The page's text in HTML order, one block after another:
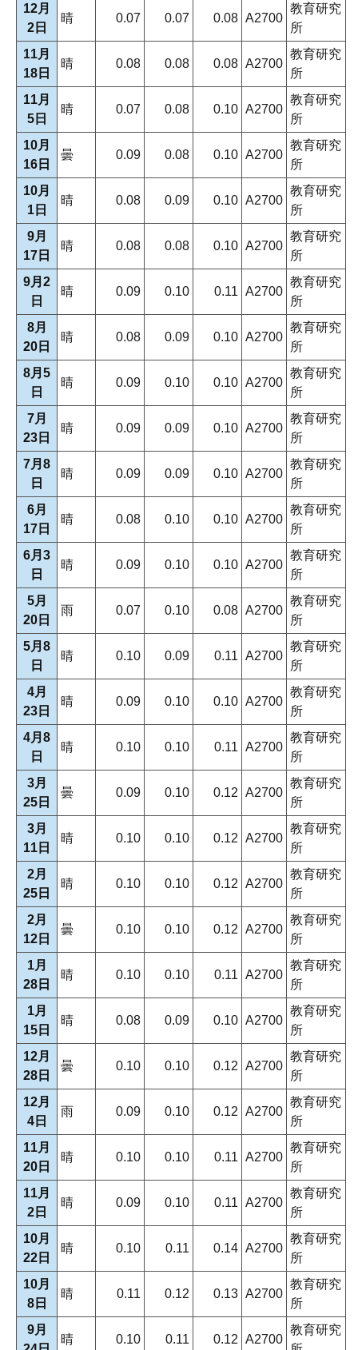
12月
2日
晴 0.07 0.07 0.08 A2700
教育研究
所
11月
18日
晴 0.08 0.08 0.08 A2700
教育研究
所
11月
5日
晴 0.07 0.08 0.10 A2700
教育研究
所
10月
16日
曇 0.09 0.08 0.10 A2700
教育研究
所
10月
1日
晴 0.08 0.09 0.10 A2700
教育研究
所
9月
17日
晴 0.08 0.08 0.10 A2700
教育研究
所
9月2
日
晴 0.09 0.10 0.11 A2700
教育研究
所
8月
20日
晴 0.08 0.09 0.10 A2700
教育研究
所
8月5
日
晴 0.09 0.10 0.10 A2700
教育研究
所
7月
23日
晴 0.09 0.09 0.10 A2700
教育研究
所
7月8
日
晴 0.09 0.09 0.10 A2700
教育研究
所
6月
17日
晴 0.08 0.10 0.10 A2700
教育研究
所
6月3
日
晴 0.09 0.10 0.10 A2700
教育研究
所
5月
20日
雨 0.07 0.10 0.08 A2700
教育研究
所
5月8
日
晴 0.10 0.09 0.11 A2700
教育研究
所
4月
23日
晴 0.09 0.10 0.10 A2700
教育研究
所
4月8
日
晴 0.10 0.10 0.11 A2700
教育研究
所
3月
25日
曇 0.09 0.10 0.12 A2700
教育研究
所
3月
11日
晴 0.10 0.10 0.12 A2700
教育研究
所
2月
25日
晴 0.10 0.10 0.12 A2700
教育研究
所
2月
12日
曇 0.10 0.10 0.12 A2700
教育研究
所
1月
28日
晴 0.10 0.10 0.11 A2700
教育研究
所
1月
15日
晴 0.08 0.09 0.10 A2700
教育研究
所
12月
28日
曇 0.10 0.10 0.12 A2700
教育研究
所
12月
4日
雨 0.09 0.10 0.12 A2700
教育研究
所
11月
20日
晴 0.10 0.10 0.11 A2700
教育研究
所
11月
2日
晴 0.09 0.10 0.11 A2700
教育研究
所
10月
22日
晴 0.10 0.11 0.14 A2700
教育研究
所
10月
8日
晴 0.11 0.12 0.13 A2700
教育研究
所
9月
晴 0.10 0.11 0.12 A2700
教育研究